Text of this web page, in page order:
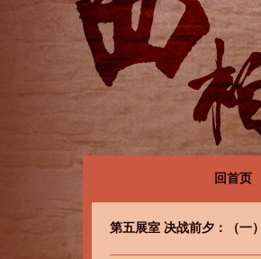
回首页
第五展室 决战前夕：（一